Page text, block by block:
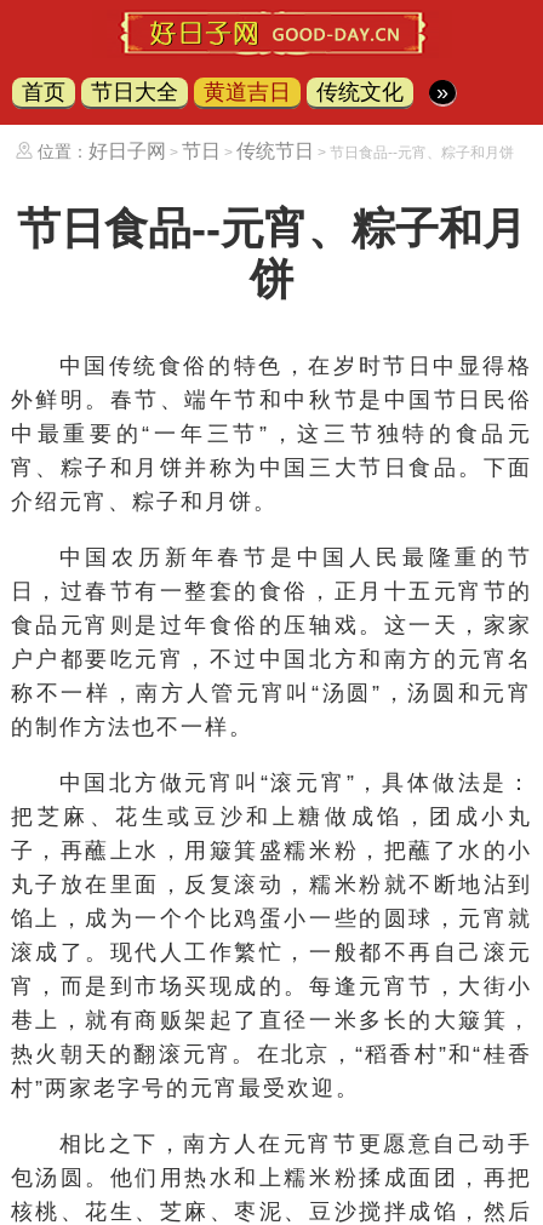
首页 节日大全 黄道吉日 传统文化 »
位置： 好日子网 > 节日 > 传统节日 > 节日食品--元宵、粽子和月饼
节日食品--元宵、粽子和月
饼
中国传统食俗的特色，在岁时节日中显得格
外鲜明。春节、端午节和中秋节是中国节日民俗
中最重要的“一年三节”，这三节独特的食品元
宵、粽子和月饼并称为中国三大节日食品。下面
介绍元宵、粽子和月饼。
中国农历新年春节是中国人民最隆重的节
日，过春节有一整套的食俗，正月十五元宵节的
食品元宵则是过年食俗的压轴戏。这一天，家家
户户都要吃元宵，不过中国北方和南方的元宵名
称不一样，南方人管元宵叫“汤圆”，汤圆和元宵
的制作方法也不一样。
中国北方做元宵叫“滚元宵”，具体做法是：
把芝麻、花生或豆沙和上糖做成馅，团成小丸
子，再蘸上水，用簸箕盛糯米粉，把蘸了水的小
丸子放在里面，反复滚动，糯米粉就不断地沾到
馅上，成为一个个比鸡蛋小一些的圆球，元宵就
滚成了。现代人工作繁忙，一般都不再自己滚元
宵，而是到市场买现成的。每逢元宵节，大街小
巷上，就有商贩架起了直径一米多长的大簸箕，
热火朝天的翻滚元宵。在北京，“稻香村”和“桂香
村”两家老字号的元宵最受欢迎。
相比之下，南方人在元宵节更愿意自己动手
包汤圆。他们用热水和上糯米粉揉成面团，再把
核桃、花生、芝麻、枣泥、豆沙搅拌成馅，然后